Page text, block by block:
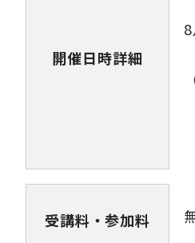
開催日時詳細
受講料・参加料